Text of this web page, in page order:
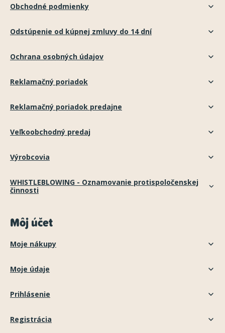
Obchodné podmienky
Odstúpenie od kúpnej zmluvy do 14 dní
Ochrana osobných údajov
Reklamačný poriadok
Reklamačný poriadok predajne
Veľkoobchodný predaj
Výrobcovia
WHISTLEBLOWING - Oznamovanie protispoločenskej
činnosti
Môj účet
Moje nákupy
Moje údaje
Prihlásenie
Registrácia